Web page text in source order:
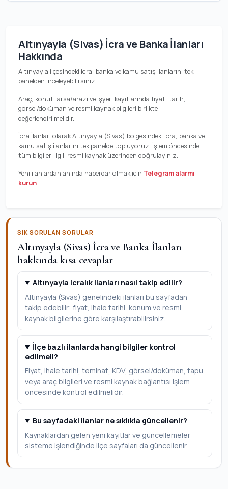
Altınyayla (Sivas) İcra ve Banka İlanları
Hakkında
Altınyayla ilçesindeki icra, banka ve kamu satış ilanlarını tek
panelden inceleyebilirsiniz.
Araç, konut, arsa/arazi ve işyeri kayıtlarında fiyat, tarih,
görsel/doküman ve resmi kaynak bilgileri birlikte
değerlendirilmelidir.
İcra İlanları olarak Altınyayla (Sivas) bölgesindeki icra, banka ve
kamu satış ilanlarını tek panelde topluyoruz. İşlem öncesinde
tüm bilgileri ilgili resmi kaynak üzerinden doğrulayınız.
Yeni ilanlardan anında haberdar olmak için Telegram alarmı
kurun.
SIK SORULAN SORULAR
Altınyayla (Sivas) İcra ve Banka İlanları
hakkında kısa cevaplar
Altınyayla icralık ilanları nasıl takip edilir?
Altınyayla (Sivas) genelindeki ilanları bu sayfadan
takip edebilir; fiyat, ihale tarihi, konum ve resmi
kaynak bilgilerine göre karşılaştırabilirsiniz.
İlçe bazlı ilanlarda hangi bilgiler kontrol
edilmeli?
Fiyat, ihale tarihi, teminat, KDV, görsel/doküman, tapu
veya araç bilgileri ve resmi kaynak bağlantısı işlem
öncesinde kontrol edilmelidir.
Bu sayfadaki ilanlar ne sıklıkla güncellenir?
Kaynaklardan gelen yeni kayıtlar ve güncellemeler
sisteme işlendiğinde ilçe sayfaları da güncellenir.